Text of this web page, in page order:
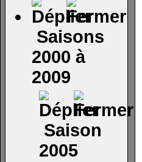
Saisons
2000 à
2009
Saison
2005